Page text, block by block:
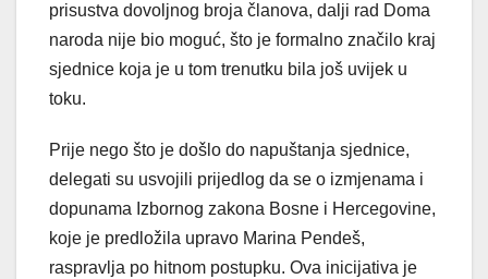
prisustva dovoljnog broja članova, dalji rad Doma
naroda nije bio moguć, što je formalno značilo kraj
sjednice koja je u tom trenutku bila još uvijek u
toku.
Prije nego što je došlo do napuštanja sjednice,
delegati su usvojili prijedlog da se o izmjenama i
dopunama Izbornog zakona Bosne i Hercegovine,
koje je predložila upravo Marina Pendeš,
raspravlja po hitnom postupku. Ova inicijativa je